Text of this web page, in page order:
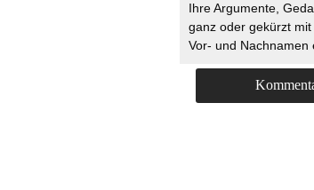
Ihre Argumente,
ganz oder gekürzt
Vor- und Nachnamen